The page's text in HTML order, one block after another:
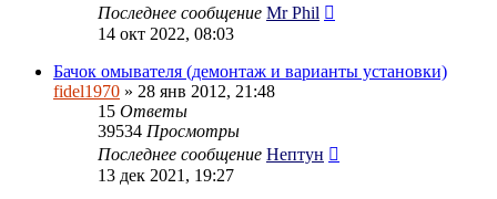
Последнее сообщение Mr Phil
14 окт 2022, 08:03
Бачок омывателя (демонтаж и варианты установки)
fidel1970 » 28 янв 2012, 21:48
15 Ответы
39534 Просмотры
Последнее сообщение Нептун
13 дек 2021, 19:27